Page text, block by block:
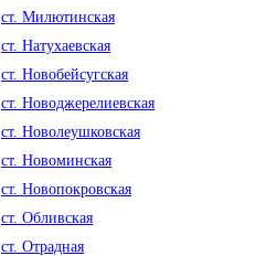
ст. Милютинская
ст. Натухаевская
ст. Новобейсугская
ст. Новоджерелиевская
ст. Новолеушковская
ст. Новоминская
ст. Новопокровская
ст. Обливская
ст. Отрадная